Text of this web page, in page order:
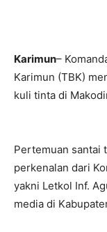
Karimun–
Karimun (TBK)
kuli tinta di
Pertemuan santai
perkenalan dari
yakni Letkol Inf.
media di